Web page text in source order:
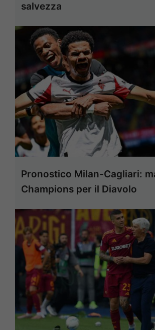
salvezza
Pronostico Milan-Cagliari:
Champions per il Diavolo